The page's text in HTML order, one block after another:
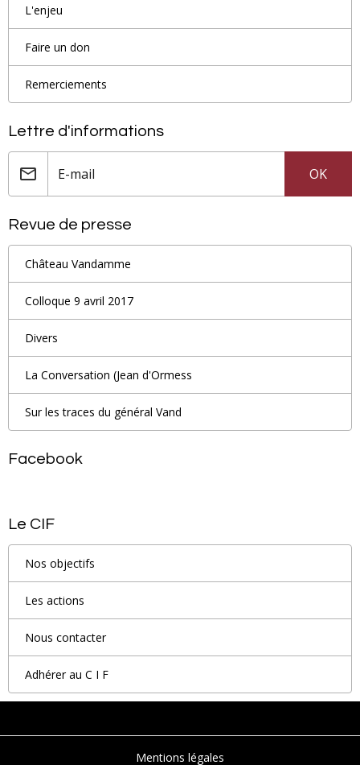
L'enjeu
Faire un don
Remerciements
Lettre d'informations
OK
Revue de presse
Château Vandamme
Colloque 9 avril 2017
Divers
La Conversation (Jean d'Ormess
Sur les traces du général Vand
Facebook
Le CIF
Nos objectifs
Les actions
Nous contacter
Adhérer au C I F
Mentions légales